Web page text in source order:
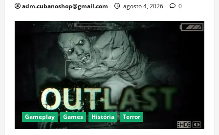
adm.cubanoshop@gmail.com agosto 4, 2026 0
Gameplay Games História Terror